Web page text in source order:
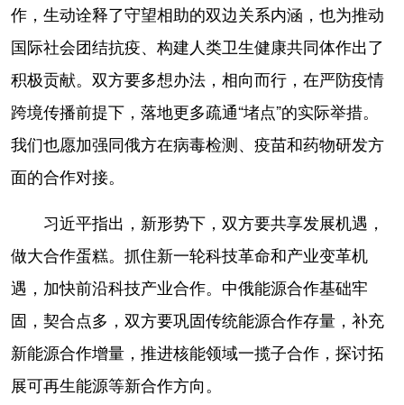
作，生动诠释了守望相助的双边关系内涵，也为推动
国际社会团结抗疫、构建人类卫生健康共同体作出了
积极贡献。双方要多想办法，相向而行，在严防疫情
跨境传播前提下，落地更多疏通“堵点”的实际举措。
我们也愿加强同俄方在病毒检测、疫苗和药物研发方
面的合作对接。
习近平指出，新形势下，双方要共享发展机遇，
做大合作蛋糕。抓住新一轮科技革命和产业变革机
遇，加快前沿科技产业合作。中俄能源合作基础牢
固，契合点多，双方要巩固传统能源合作存量，补充
新能源合作增量，推进核能领域一揽子合作，探讨拓
展可再生能源等新合作方向。